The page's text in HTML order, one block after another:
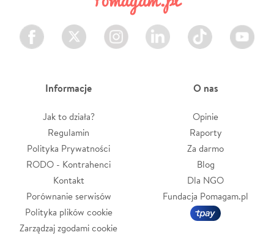
Facebook Twitter Instagram LinkedIn TikTok Youtube
Informacje
Jak to działa?
Regulamin
Polityka Prywatności
RODO - Kontrahenci
Kontakt
Porównanie serwisów
Polityka plików cookie
Zarządzaj zgodami cookie
O nas
Opinie
Raporty
Za darmo
Blog
Dla NGO
Fundacja Pomagam.pl